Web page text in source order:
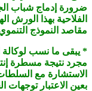
ضرورة إدماج شباب
الفلاحية بهذا الورش
مقاصد النموذج التنموي
* يبقى ما نسب لوكالة
مجرد نتيجة مسطرة
الاستشارة مع
بعين الاعتبار توجهات